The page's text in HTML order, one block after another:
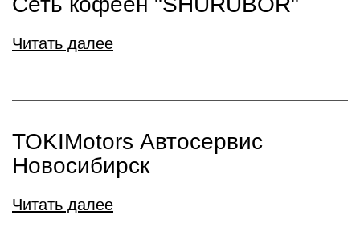
Читать далее
TOKIMotors Автосервис
Новосибирск
Читать далее